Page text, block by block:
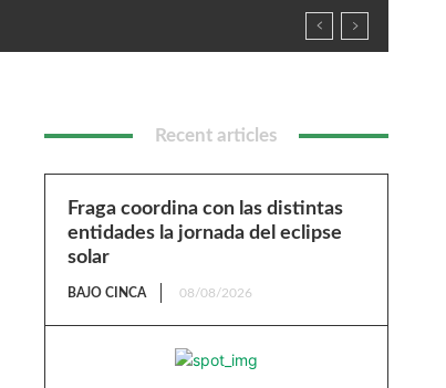
Recent articles
Fraga coordina con las distintas
entidades la jornada del eclipse
solar
BAJO CINCA 08/08/2026